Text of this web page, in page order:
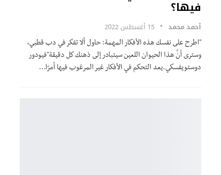
فيها؟
أحمد محمد 15 أغسطس 2022
"اطرح على نفسك هذه الأفكار المهمة: حاول ألا تفكر في دب قطبي،
وسترى أنَّ هذا الحيوان اللعين سيتبادر إلى ذهنك كل دقيقة"فيودور
دوستويفسكي.يعد التحكم في الأفكار غير المرغوب فيها أمرًا…